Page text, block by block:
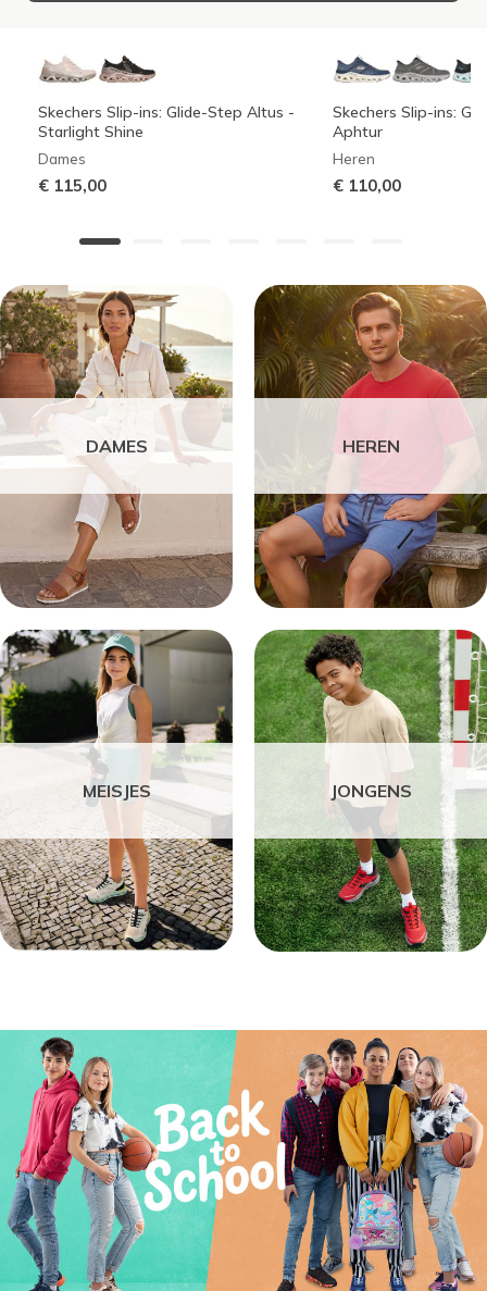
Skechers Slip-ins: Glide-Step Altus -
Starlight Shine
Dames
€ 115,00
Skechers Slip-ins:
Aphtur
Heren
€ 110,00
DAMES HEREN
MEISJES JONGENS